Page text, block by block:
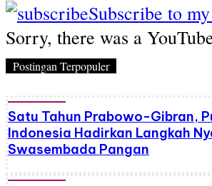
Subscribe to
Sorry, there was a
Postingan Terpopuler
Satu Tahun Prabowo-Gibran,
Indonesia Hadirkan Langkah
Swasembada Pangan